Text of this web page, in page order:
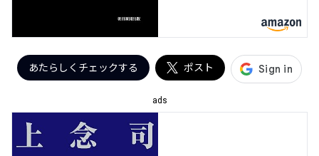
あたらしくチェックする ポスト
ads